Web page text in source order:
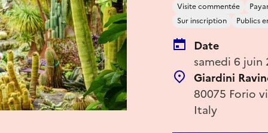
Visite commentée
Sur inscription
Publics
Date
samedi 6 juin
Giardini
80075 Forio
Italy